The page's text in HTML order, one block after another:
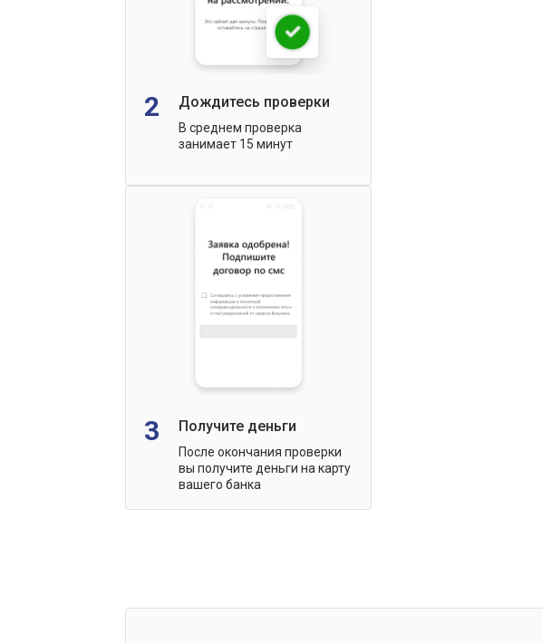
2 Дождитесь проверки
В среднем проверка
занимает 15 минут
3 Получите деньги
После окончания проверки
вы получите деньги на карту
вашего банка